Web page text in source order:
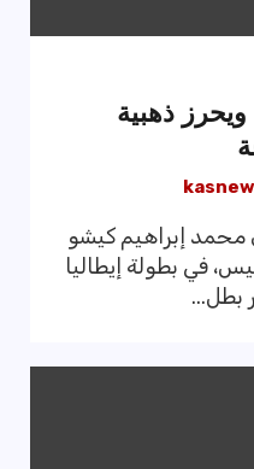
ذهبية
إبراهيم كيشو
في بطولة إيطاليا
بطل...